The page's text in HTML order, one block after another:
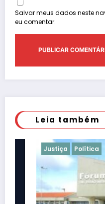
Salvar meus dados neste
eu comentar.
Leia também
Justiça Política